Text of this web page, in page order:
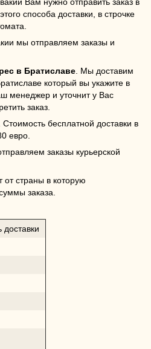
способа доставки, в строчке
мы отправляем заказы и
в Братиславе . Мы доставим
который вы укажите в
менеджер и уточнит у Вас
заказ.
бесплатной доставки в
евро.
заказы курьерской
от страны в которую
заказа.
доставки